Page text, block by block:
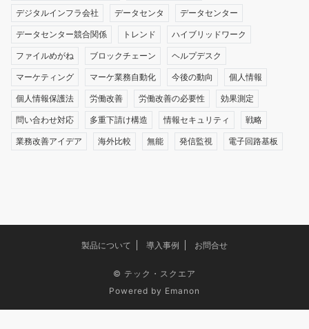
デジタルインフラ会社 データセンタ データセンター
データセンター競合関係 トレンド ハイブリッドワーク
ファイルめがね ブロックチェーン ヘルプデスク
マーケティング マーケ業務自動化 今後の動向 個人情報
個人情報保護法 労働改善 労働改善の必要性 効果測定
問い合わせ対応 多重下請け構造 情報セキュリティ 戦略
業務改善アイデア 海外比較 無能 発信監視 電子回路基板
製品について 導入事例 お問合せ
© テック・スクエア
Powered by Emanon